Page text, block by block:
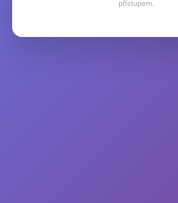
přístupem.